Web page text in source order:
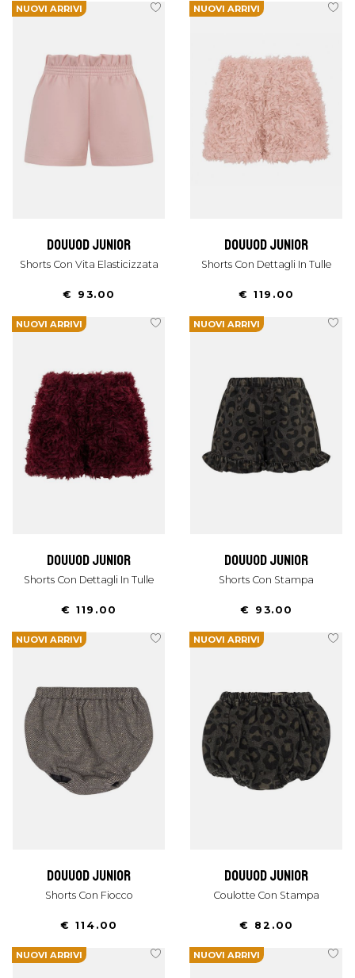
NUOVI ARRIVI
douuod junior
Shorts Con Vita Elasticizzata
€ 93.00
NUOVI ARRIVI
douuod junior
Shorts Con Dettagli In Tulle
€ 119.00
NUOVI ARRIVI
douuod junior
Shorts Con Dettagli In Tulle
€ 119.00
NUOVI ARRIVI
douuod junior
Shorts Con Stampa
€ 93.00
NUOVI ARRIVI
douuod junior
Shorts Con Fiocco
€ 114.00
NUOVI ARRIVI
douuod junior
Coulotte Con Stampa
€ 82.00
NUOVI ARRIVI NUOVI ARRIVI